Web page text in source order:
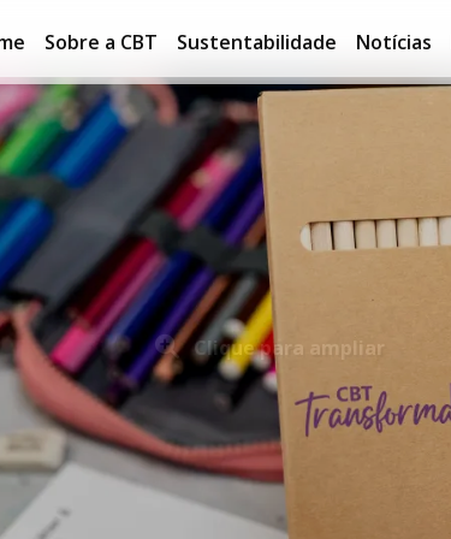
Sobre a CBT Sustentabilidade Notícias
Clique para ampliar